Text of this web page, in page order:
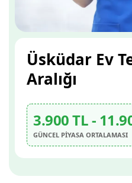
Üsküdar Ev
Aralığı
3.900 TL -
GÜNCEL PİYASA ORTALAMASI